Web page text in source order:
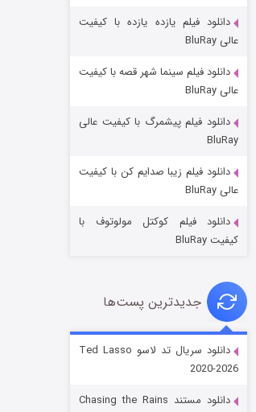
جادوگری در مغولستان
دانلود فیلم یازده یازده با کیفیت
عالی BluRay
دانلود فیلم سینما شهر قصه با کیفیت
عالی BluRay
دانلود فیلم پیشمرگ با کیفیت عالی
BluRay
دانلود فیلم زیبا صدایم کن با کیفیت
عالی BluRay
دانلود فیلم کوکتل مولوتوف با
کیفیت BluRay
جدیدترین پست‌ها
دانلود سریال تد لاسو Ted Lasso
2020-2026
دانلود مستند Chasing the Rains